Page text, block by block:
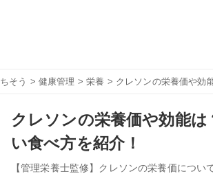
ちそう > 健康管理 >栄養 > クレソンの栄養価や効
クレソンの栄養価や効能
い食べ方を紹介！
【管理栄養士監修】クレソンの栄養価につ